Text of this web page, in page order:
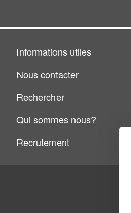
Informations utiles
Nous contacter
Rechercher
Qui sommes nous?
Recrutement